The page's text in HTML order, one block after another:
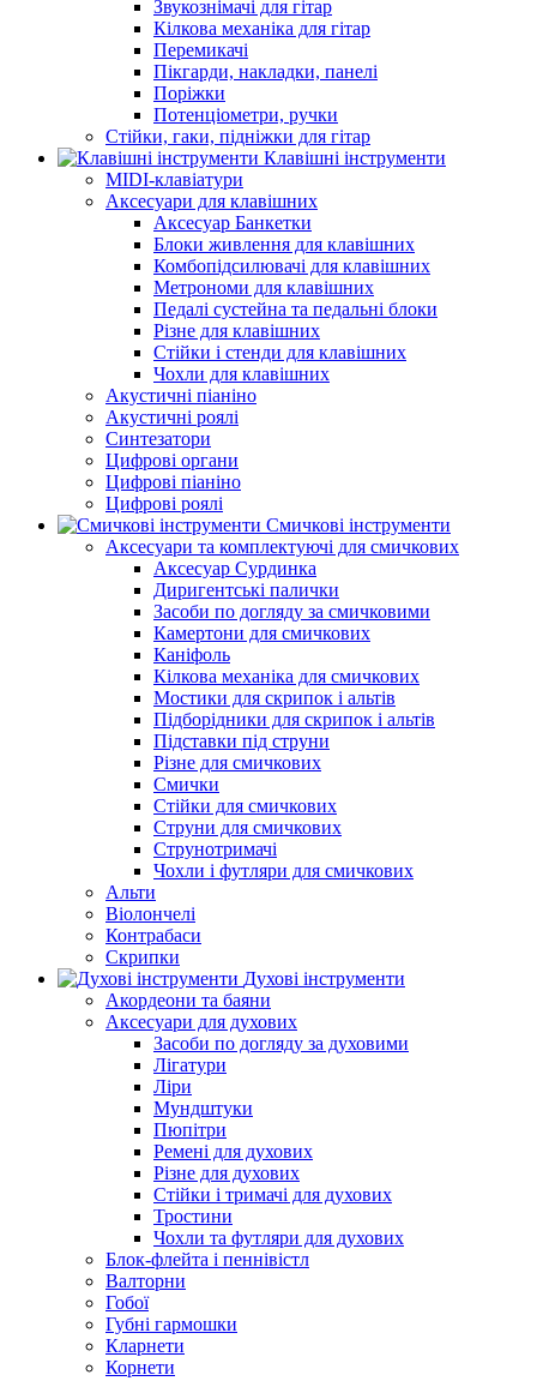
Звукознімачі для гітар
Кілкова механіка для гітар
Перемикачі
Пікгарди, накладки, панелі
Поріжки
Потенціометри, ручки
Стійки, гаки, підніжки для гітар
Клавішні інструменти
MIDI-клавіатури
Аксесуари для клавішних
Аксесуар Банкетки
Блоки живлення для клавішних
Комбопідсилювачі для клавішних
Метрономи для клавішних
Педалі сустейна та педальні блоки
Різне для клавішних
Стійки і стенди для клавішних
Чохли для клавішних
Акустичні піаніно
Акустичні роялі
Синтезатори
Цифрові органи
Цифрові піаніно
Цифрові роялі
Смичкові інструменти
Аксесуари та комплектуючі для смичкових
Аксесуар Сурдинка
Диригентські палички
Засоби по догляду за смичковими
Камертони для смичкових
Каніфоль
Кілкова механіка для смичкових
Мостики для скрипок і альтів
Підборiдники для скрипок і альтів
Підставки під струни
Різне для смичкових
Смички
Стійки для смичкових
Струни для смичкових
Струнотримачі
Чохли і футляри для смичкових
Альти
Віолончелі
Контрабаси
Скрипки
Духові інструменти
Акордеони та баяни
Аксесуари для духових
Засоби по догляду за духовими
Лігатури
Ліри
Мундштуки
Пюпітри
Ремені для духових
Різне для духових
Стійки і тримачі для духових
Тростини
Чохли та футляри для духових
Блок-флейта і пеннівістл
Валторни
Гобої
Губні гармошки
Кларнети
Корнети